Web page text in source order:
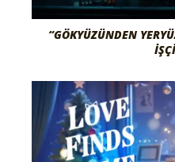
“GÖKYÜZÜNDEN